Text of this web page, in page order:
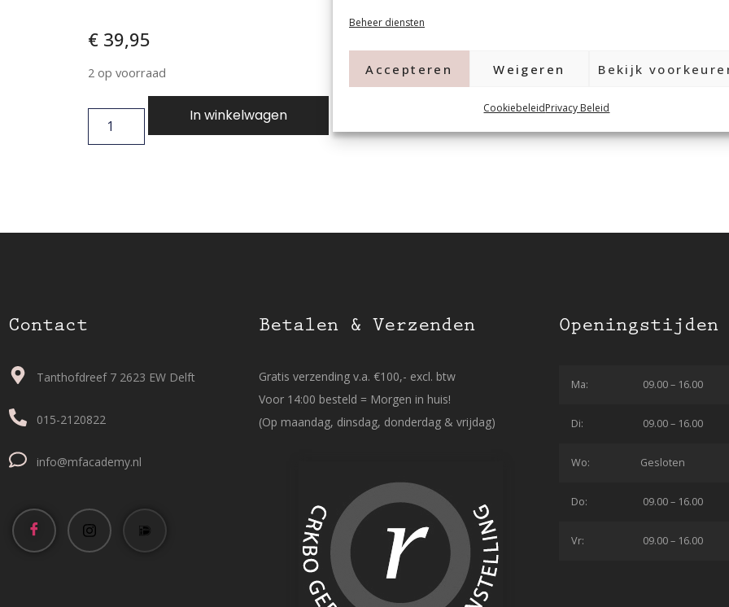
Beheer diensten
Accepteren Weigeren Bekijk
CookiebeleidPrivacy Beleid
€39,95
2 op voorraad
In winkelwagen
Contact
Tanthofdreef 7 2623 EW Delft
015-2120822
info@mfacademy.nl
Betalen & Verzenden
Gratis verzending v.a. €100,- excl. btw
Voor 14:00 besteld = Morgen in huis!
(Op maandag, dinsdag, donderdag & vrijdag)
Openingstijden
Ma: 09.00 – 16.00
Di: 09.00 – 16.00
Wo: Gesloten
Do: 09.00 – 16.00
Vr: 09.00 – 16.00